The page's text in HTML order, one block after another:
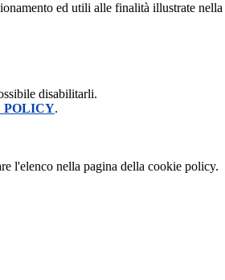
ed utili alle finalità illustrate nella
disabilitarli.
POLICY.
l'elenco nella pagina della cookie policy.